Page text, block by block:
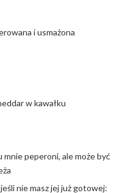
i usmażona
w kawałku
peperoni, ale może być
nie masz jej już gotowej: